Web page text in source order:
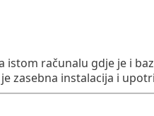
istom računalu gdje je i
zasebna instalacija i